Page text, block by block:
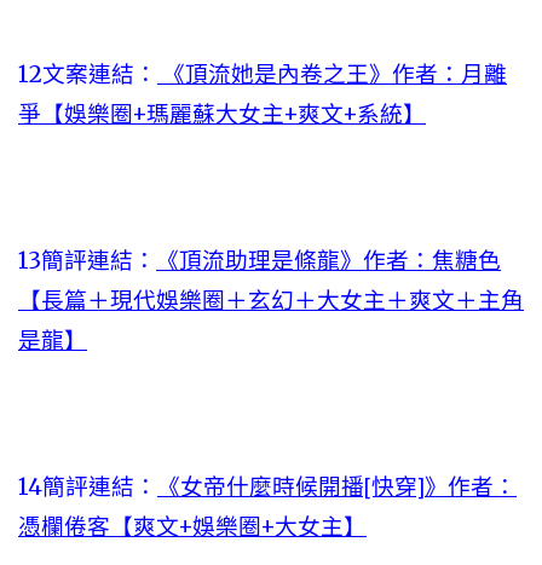
12文案連結：
《頂流她是內卷之王》作者：月離
爭【娛樂圈+瑪麗蘇大女主+爽文+系統】
13簡評連結：
《頂流助理是條龍》作者：焦糖色
【長篇＋現代娛樂圈＋玄幻＋大女主＋爽文＋主角
是龍】
14簡評連結：
《女帝什麼時候開播[快穿]》作者：
憑欄倦客【爽文+娛樂圈+大女主】